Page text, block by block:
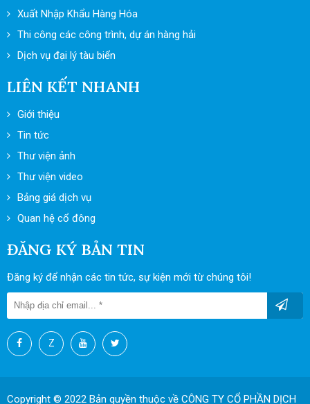
Xuất Nhập Khẩu Hàng Hóa
Thi công các công trình, dự án hàng hải
Dịch vụ đại lý tàu biển
LIÊN KẾT NHANH
Giới thiệu
Tin tức
Thư viện ảnh
Thư viện video
Bảng giá dịch vụ
Quan hệ cổ đông
ĐĂNG KÝ BẢN TIN
Đăng ký để nhận các tin tức, sự kiện mới từ chúng tôi!
Z
Copyright © 2022 Bản quyền thuộc về CÔNG TY CỔ PHẦN DỊCH